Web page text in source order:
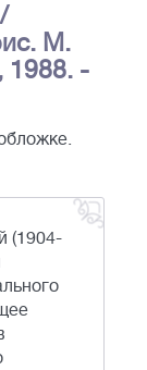
М.
1988. -
(1904-